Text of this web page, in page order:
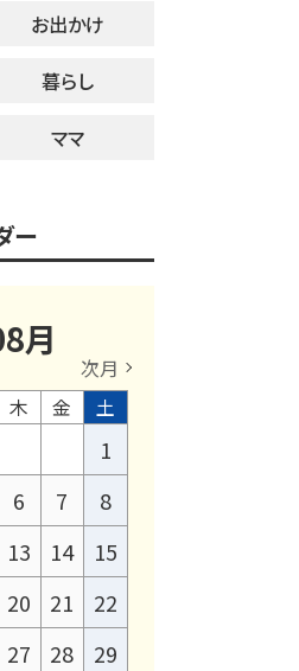
お出かけ
暮らし
ママ
ー
月
次月
木 金 土
1
6 7
8
13 14
15
20 21
22
27 28
29